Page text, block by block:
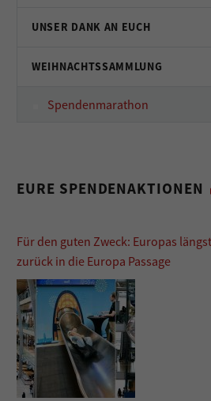
UNSER DANK AN EUCH
WEIHNACHTSSAMMLUNG
Spendenmarathon
EURE SPENDENAKTIONEN
Für den guten Zweck: Europas
zurück in die Europa Passage